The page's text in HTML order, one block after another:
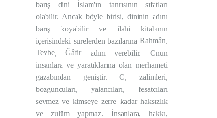
barış dini İslam'ın tanrısının sıfatları
olabilir. Ancak böyle birisi, dininin adını
barış koyabilir ve ilahi kitabının
içerisindeki surelerden bazılarına Rahmân,
Tevbe,Ğâfiradını verebilir. Onun
insanlara ve yaratıklarına olan merhameti
gazabından geniştir. O, zalimleri,
bozguncuları, yalancıları, fesatçıları
sevmez ve kimseye zerre kadar haksızlık
ve zulüm yapmaz. İnsanlara, hakkı,